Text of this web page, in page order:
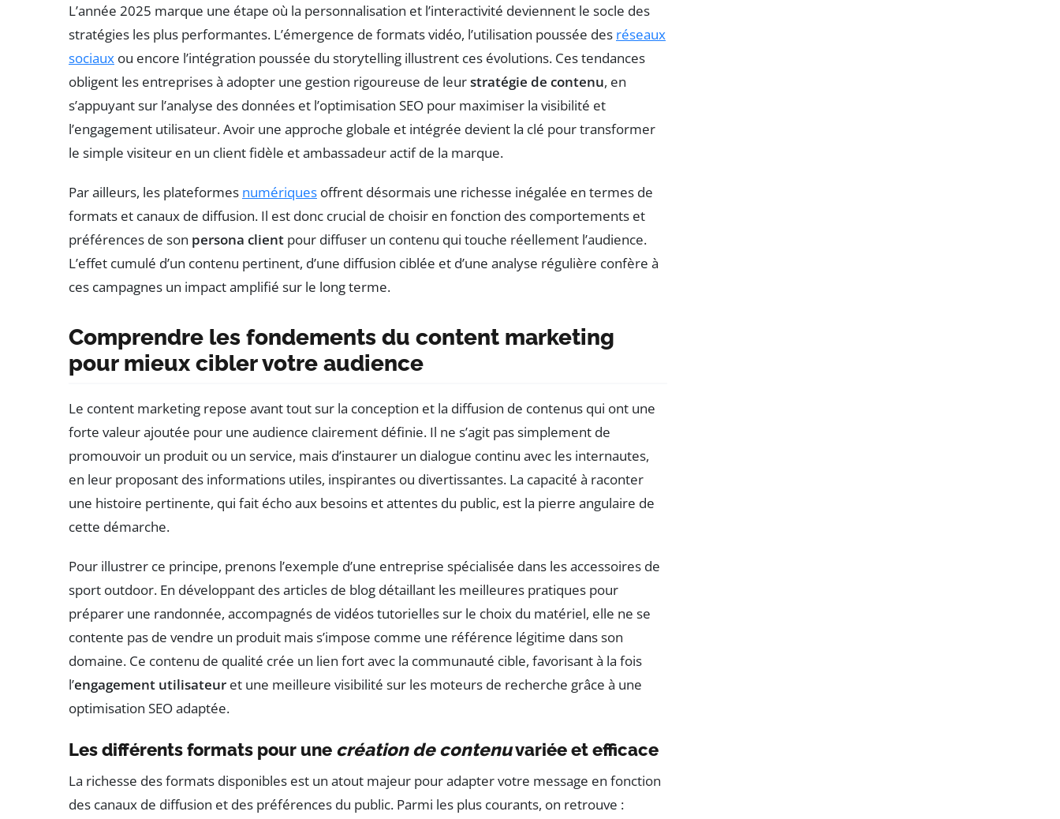
L’année 2025 marque une étape où la personnalisation et l’interactivité deviennent le socle des
stratégies les plus performantes. L’émergence de formats vidéo, l’utilisation poussée des réseaux
sociaux ou encore l’intégration poussée du storytelling illustrent ces évolutions. Ces tendances
obligent les entreprises à adopter une gestion rigoureuse de leurstratégie de contenu, en
s’appuyant sur l’analyse des données et l’optimisation SEO pour maximiser la visibilité et
l’engagement utilisateur. Avoir une approche globale et intégrée devient la clé pour transformer
le simple visiteur en un client fidèle et ambassadeur actif de la marque.
Par ailleurs, les plateformes numériques offrent désormais une richesse inégalée en termes de
formats et canaux de diffusion. Il est donc crucial de choisir en fonction des comportements et
préférences de son persona client pour diffuser un contenu qui touche réellement l’audience.
L’effet cumulé d’un contenu pertinent, d’une diffusion ciblée et d’une analyse régulière confère à
ces campagnes un impact amplifié sur le long terme.
Comprendre les fondements du content marketing
pour mieux cibler votre audience
Le content marketing repose avant tout sur la conception et la diffusion de contenus qui ont une
forte valeur ajoutée pour une audience clairement définie. Il ne s’agit pas simplement de
promouvoir un produit ou un service, mais d’instaurer un dialogue continu avec les internautes,
en leur proposant des informations utiles, inspirantes ou divertissantes. La capacité à raconter
une histoire pertinente, qui fait écho aux besoins et attentes du public, est la pierre angulaire de
cette démarche.
Pour illustrer ce principe, prenons l’exemple d’une entreprise spécialisée dans les accessoires de
sport outdoor. En développant des articles de blog détaillant les meilleures pratiques pour
préparer une randonnée, accompagnés de vidéos tutorielles sur le choix du matériel, elle ne se
contente pas de vendre un produit mais s’impose comme une référence légitime dans son
domaine. Ce contenu de qualité crée un lien fort avec la communauté cible, favorisant à la fois
l’engagement utilisateur et une meilleure visibilité sur les moteurs de recherche grâce à une
optimisation SEO adaptée.
Les différents formats pour une création de contenuvariée et efficace
La richesse des formats disponibles est un atout majeur pour adapter votre message en fonction
des canaux de diffusion et des préférences du public. Parmi les plus courants, on retrouve :